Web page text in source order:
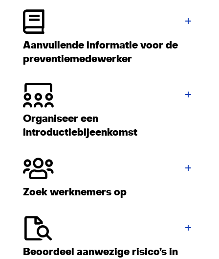
Aanvullende informatie voor de
preventiemedewerker
Organiseer een
introductiebijeenkomst
Zoek werknemers op
Beoordeel aanwezige risico’s in